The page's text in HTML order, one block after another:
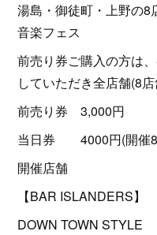
湯島・御徒町・上野の8
音楽フェス
前売り券ご購入の方は
していただき全店舗(8
前売り券 3,000円
当日券 4000円(開催8
開催店舗
【BAR ISLANDERS】
DOWN TOWN STYLE